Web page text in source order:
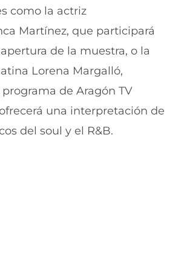
v
n
t
n
)
t
a
n
a
como la actriz
Martínez, que participará
de la muestra, o la
Lorena Margalló,
de Aragón TV
una interpretación de
del soul y el R&B.